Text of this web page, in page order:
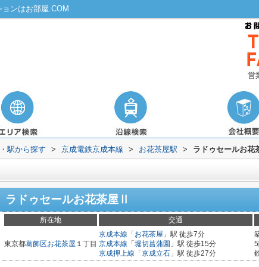
ンはお部屋.COM
営
駅から探す > 京成電鉄京成本線 > お花茶屋駅 > ラドゥセールお花
ラドゥセールお花茶屋Ⅱ
所在地 交通
東京都葛飾区お花茶屋 １丁目
京成本線 「 お花茶屋 」駅 徒歩7分
京成本線 「 堀切菖蒲園 」駅 徒歩15分
京成押上線 「 京成立石 」駅 徒歩27分